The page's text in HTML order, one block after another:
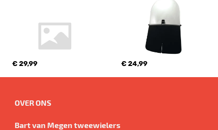
€ 29,99 € 24,99
OVER ONS
Bart van Megen tweewielers